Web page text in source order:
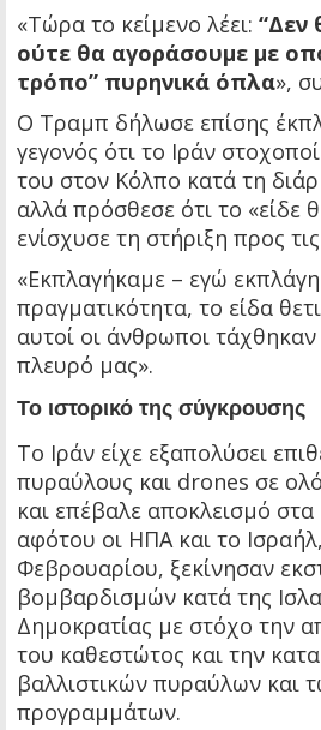
«Τώρα το κείμενο λέει: “Δεν
ούτε θα αγοράσουμε με
τρόπο” πυρηνικά όπλα»,
Ο Τραμπ δήλωσε επίσης
γεγονός ότι το Ιράν
του στον Κόλπο κατά τη
αλλά πρόσθεσε ότι το «είδε
ενίσχυσε τη στήριξη προς
«Εκπλαγήκαμε – εγώ
πραγματικότητα, το είδα
αυτοί οι άνθρωποι
πλευρό μας».
Το ιστορικό της σύγκρουσης
Το Ιράν είχε εξαπολύσει
πυραύλους και drones σε
και επέβαλε αποκλεισμό
αφότου οι ΗΠΑ και το
Φεβρουαρίου, ξεκίνησαν
βομβαρδισμών κατά της
Δημοκρατίας με στόχο την
του καθεστώτος και την
βαλλιστικών πυραύλων και
προγραμμάτων.